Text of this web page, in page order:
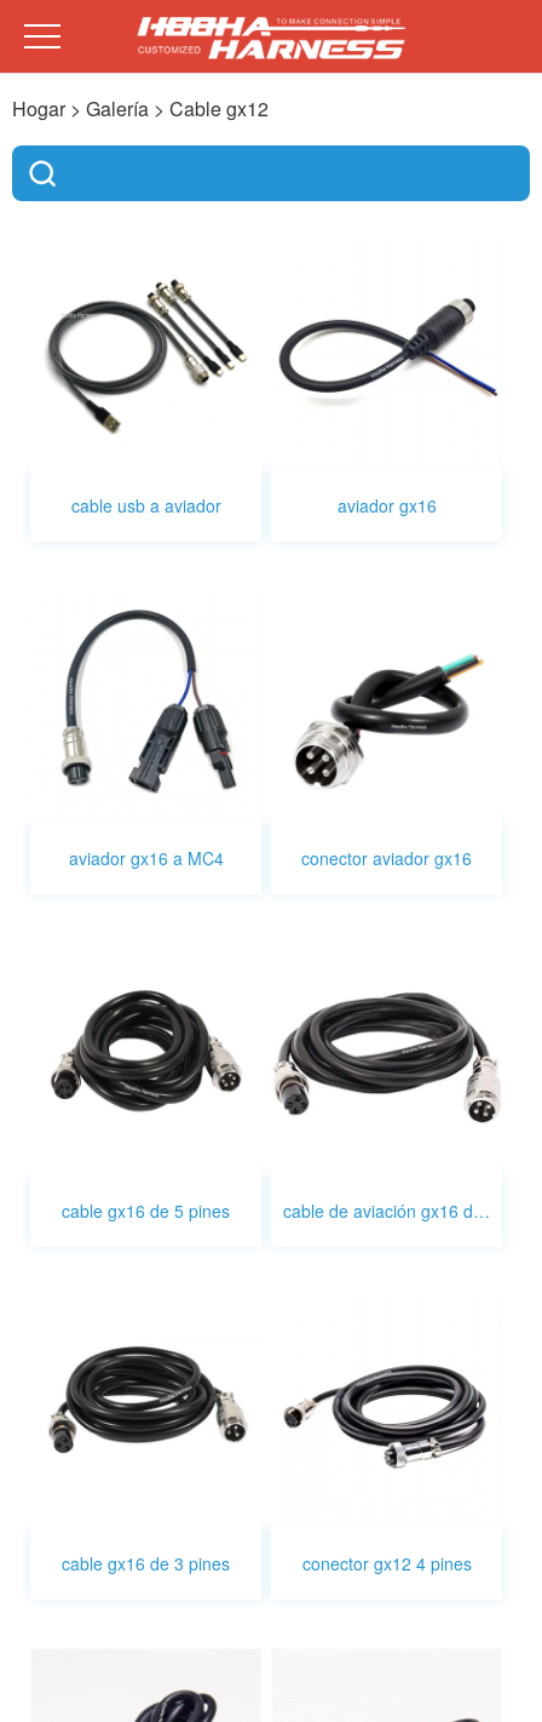
Hogar> Galería > Cable gx12
cable usb a aviador aviador gx16
aviador gx16 a MC4 conector aviador gx16
cable gx16 de 5 pines cable de aviación gx16 de 4 pines
cable gx16 de 3 pines conector gx12 4 pines